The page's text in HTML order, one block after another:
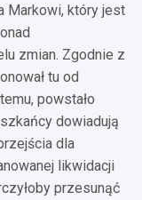
Markowi, który jest
zmian. Zgodnie z
tu od
powstało
dowiadują
dla
likwidacji
przesunąć